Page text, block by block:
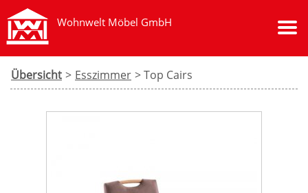
Wohnwelt Möbel GmbH
Übersicht > Esszimmer > Top Cairs